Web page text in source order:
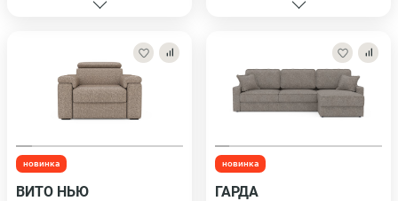
новинка
ВИТО НЬЮ
новинка
ГАРДА